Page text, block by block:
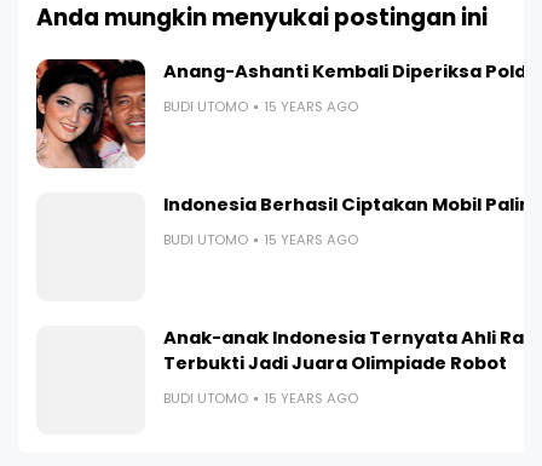
Anda mungkin menyukai postingan ini
Anang-Ashanti Kembali Diperiksa
BUDI UTOMO 15 YEARS AGO
Indonesia Berhasil Ciptakan Mobil
BUDI UTOMO 15 YEARS AGO
Anak-anak Indonesia Ternyata Ahli
Terbukti Jadi Juara Olimpiade Robot
BUDI UTOMO 15 YEARS AGO